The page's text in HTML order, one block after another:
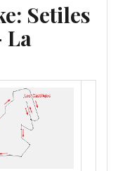
Setiles
La